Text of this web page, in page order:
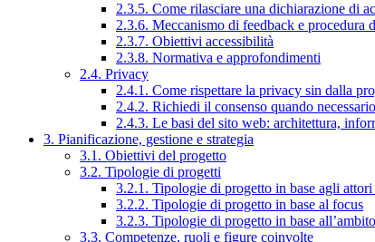
2.3.5. Come rilasciare una dichiarazione di
2.3.6. Meccanismo di feedback e procedura
2.3.7. Obiettivi accessibilità
2.3.8. Normativa e approfondimenti
2.4. Privacy
2.4.1. Come rispettare la privacy sin dalla
2.4.2. Richiedi il consenso quando necessario
2.4.3. Le basi del sito web: architettura,
3. Pianificazione, gestione e strategia
3.1. Obiettivi del progetto
3.2. Tipologie di progetti
3.2.1. Tipologie di progetto in base agli
3.2.2. Tipologie di progetto in base al focus
3.2.3. Tipologie di progetto in base
3.3. Competenze, ruoli e figure coinvolte